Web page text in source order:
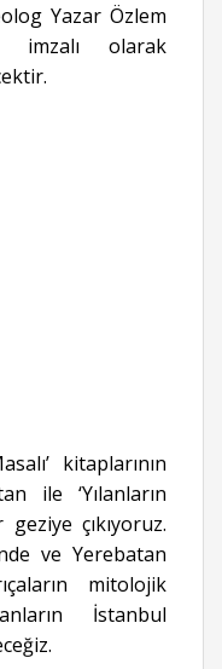
Yazar Özlem
imzalı olarak
kitaplarının
ile ‘Yılanların
çıkıyoruz.
ve Yerebatan
mitolojik
İstanbul